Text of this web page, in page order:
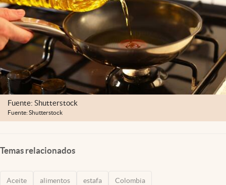
Fuente: Shutterstock
Fuente: Shutterstock
Temas relacionados
Aceite alimentos estafa Colombia